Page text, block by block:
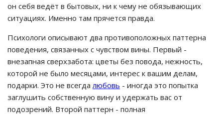
он себя ведёт в бытовых, ни к чему не обязывающих
ситуациях. Именно там прячется правда.
Психологи описывают два противоположных паттерна
поведения, связанных с чувством вины. Первый -
внезапная сверхзабота: цветы без повода, нежность,
которой не было месяцами, интерес к вашим делам,
подарки. Это не всегда любовь - иногда это попытка
заглушить собственную вину и удержать вас от
подозрений. Второй паттерн - полная